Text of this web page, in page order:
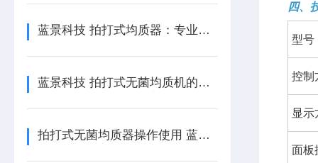
蓝景科技 拍打式均质器：专业级样品处理利器
蓝景科技 拍打式无菌均质机的操作指南与维护建议
拍打式无菌均质器操作使用 蓝景科技
四、
型号
控制
显示
面板